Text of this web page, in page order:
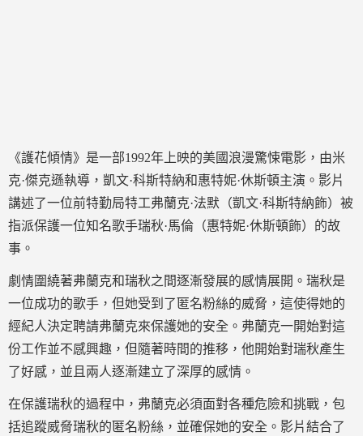
《護花傾情》是一部1992年上映的美國浪漫驚悚電影，由米
克·傑克遜執導，凱文·科斯特納和惠特妮·休斯頓主演。影片
講述了一位前特勤局特工弗蘭克·法默（凱文·科斯特納飾）被
指派保護一位知名歌手瑞秋·馬倫（惠特妮·休斯頓飾）的故
事。
劇情圍繞著弗蘭克和瑞秋之間逐漸發展的感情展開。瑞秋是
一位成功的歌手，但她受到了匿名粉絲的威脅，這使得她的
經紀人決定聘請弗蘭克來保護她的安全。弗蘭克一開始對這
份工作並不感興趣，但隨著時間的推移，他開始對瑞秋產生
了好感，並且兩人逐漸建立了深厚的感情。
在保護瑞秋的過程中，弗蘭克必須面對各種危險和挑戰，包
括追蹤威脅瑞秋的匿名粉絲，並確保她的安全。影片結合了